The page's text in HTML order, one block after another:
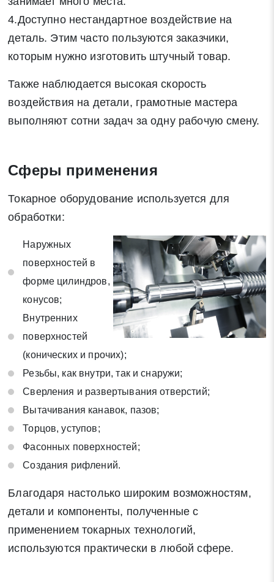
4.Доступно нестандартное воздействие на
деталь. Этим часто пользуются заказчики,
которым нужно изготовить штучный товар.
Также наблюдается высокая скорость
воздействия на детали, грамотные мастера
выполняют сотни задач за одну рабочую смену.
Сферы применения
Токарное оборудование используется для
обработки:
Наружных
поверхностей в
форме цилиндров,
конусов;
Внутренних
поверхностей
(конических и прочих);
Резьбы, как внутри, так и снаружи;
Сверления и развертывания отверстий;
Вытачивания канавок, пазов;
Торцов, уступов;
Фасонных поверхностей;
Создания рифлений.
Благодаря настолько широким возможностям,
детали и компоненты, полученные с
применением токарных технологий,
используются практически в любой сфере.
Заявка на обратный звонок
Закрыть
Нажимая на кнопку «Отправить заявку» Вы даете согласие
на обработку своих персональных данных в соответствии со
статьей 9 Федерального закона от 27 июля 2006 г. N 152-ФЗ
«О персональных данных», а также соглашаетесь на
информационную рассылку по средством e-mail или СМС